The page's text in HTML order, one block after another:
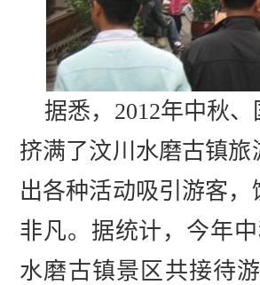
据悉，2012年中秋、
挤满了汶川水磨古镇
出各种活动吸引游客
非凡。据统计，今年
水磨古镇景区共接待